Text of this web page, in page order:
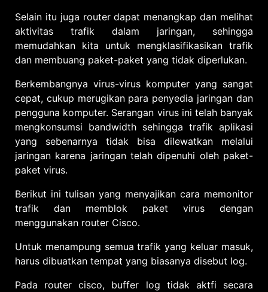
Selain itu juga router dapat menangkap dan melihat
aktivitas trafik dalam jaringan, sehingga
memudahkan kita untuk mengklasifikasikan trafik
dan membuang paket-paket yang tidak diperlukan.
Berkembangnya virus-virus komputer yang sangat
cepat, cukup merugikan para penyedia jaringan dan
pengguna komputer. Serangan virus ini telah banyak
mengkonsumsi bandwidth sehingga trafik aplikasi
yang sebenarnya tidak bisa dilewatkan melalui
jaringan karena jaringan telah dipenuhi oleh paket-
paket virus.
Berikut ini tulisan yang menyajikan cara memonitor
trafik dan memblok paket virus dengan
menggunakan router Cisco.
Untuk menampung semua trafik yang keluar masuk,
harus dibuatkan tempat yang biasanya disebut log.
Pada router cisco, buffer log tidak aktfi secara